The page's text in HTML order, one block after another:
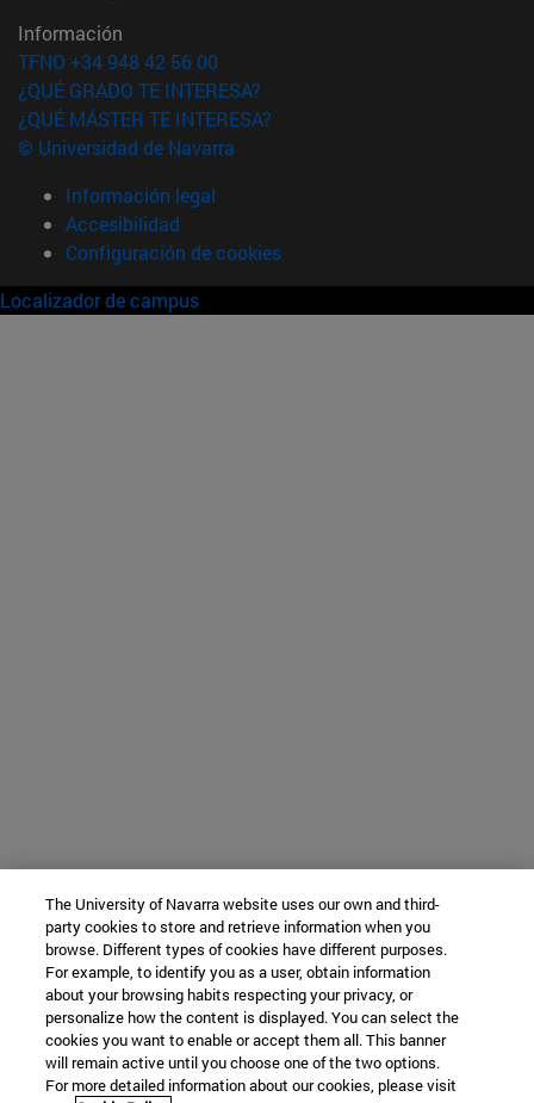
Información
TFNO +34 948 42 56 00
¿QUÉ GRADO TE INTERESA?
¿QUÉ MÁSTER TE INTERESA?
© Universidad de Navarra
Información legal
Accesibilidad
Configuración de cookies
Localizador de campus
The University of Navarra website uses our own and third-
party cookies to store and retrieve information when you
browse. Different types of cookies have different purposes.
For example, to identify you as a user, obtain information
about your browsing habits respecting your privacy, or
personalize how the content is displayed. You can select the
cookies you want to enable or accept them all. This banner
will remain active until you choose one of the two options.
For more detailed information about our cookies, please visit